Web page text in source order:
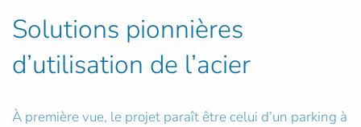
Solutions pionnières
d’utilisation de l’acier
À première vue, le projet paraît être celui d’un parking à